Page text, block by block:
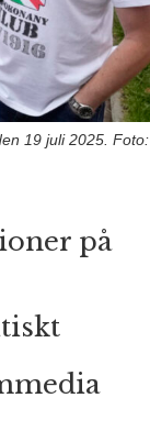
19 juli 2025. Foto:
på